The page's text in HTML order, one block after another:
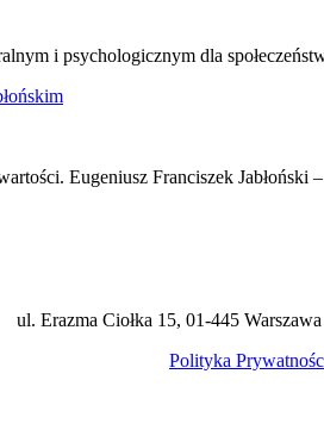
i psychologicznym dla
Eugeniusz Franciszek Jabłoński
ul. Erazma Ciołka 15, 01-445
Polityka